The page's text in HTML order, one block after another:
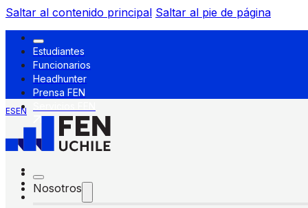
Saltar al contenido principal Saltar al pie de página
Estudiantes
Funcionarios
Headhunter
Prensa FEN
ESEN
Nosotros